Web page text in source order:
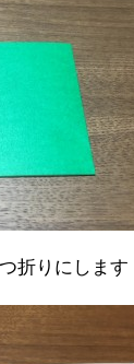
折りにします